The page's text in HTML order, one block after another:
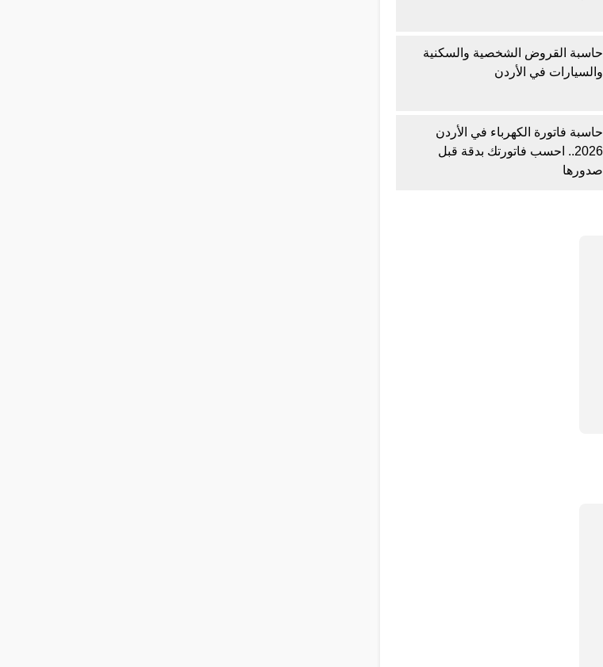
حاسبة القروض الشخصية والسكنية
والسيارات في الأردن
حاسبة فاتورة الكهرباء في الأردن
2026.. احسب فاتورتك بدقة قبل
صدورها